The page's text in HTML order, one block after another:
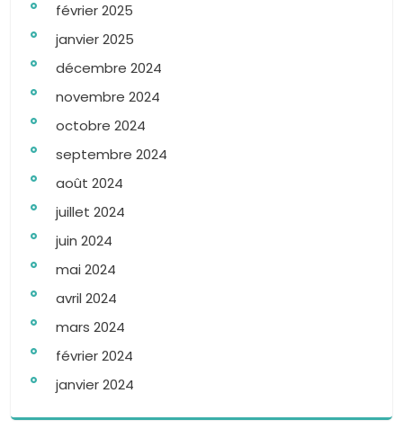
février 2025
janvier 2025
décembre 2024
novembre 2024
octobre 2024
septembre 2024
août 2024
juillet 2024
juin 2024
mai 2024
avril 2024
mars 2024
février 2024
janvier 2024